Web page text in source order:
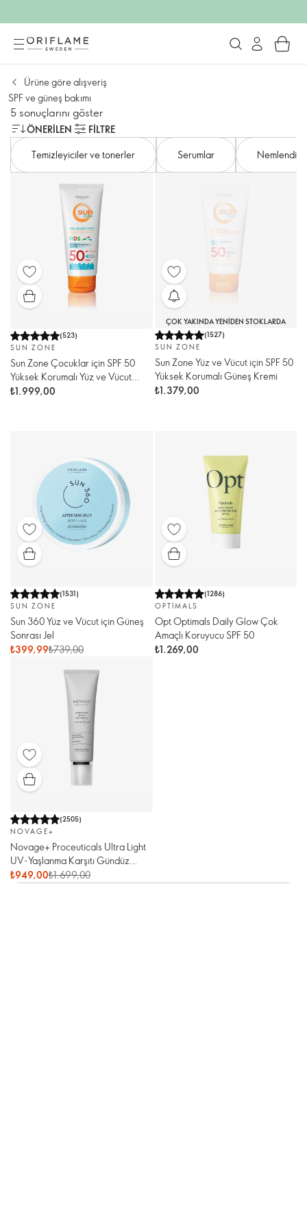
Ürüne göre alışveriş
SPF ve güneş bakımı
5 sonuçlarını göster
ÖNERILEN
FILTRE
Temizleyiciler ve tonerler
Serumlar
(523)
SUN ZONE
Sun Zone Çocuklar için SPF 50
Yüksek Korumalı Yüz ve Vücut
Güneş Losyonu
₺1.999,00
ÇOK YAKINDA YENIDEN STOKLARDA
(1527)
SUN ZONE
Sun Zone Yüz ve Vücut için SPF 50
Yüksek Korumalı Güneş Kremi
₺1.379,00
(1531)
SUN ZONE
Sun 360 Yüz ve Vücut için Güneş
Sonrası Jel
₺399,99₺739,00
(1286)
OPTIMALS
Opt Optimals Daily Glow Çok
Amaçlı Koruyucu SPF 50
₺1.269,00
(2505)
NOVAGE+
Novage+ Proceuticals Ultra Light
UV-Yaşlanma Karşıtı Gündüz
Kremi + SPF 50
₺949,00₺1.699,00